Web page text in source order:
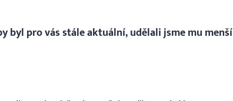
byl pro vás stále aktuální, udělali jsme mu menší